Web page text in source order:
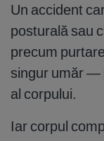
Un accident
posturală sau
precum
singur umăr —
al corpului.
Iar corpul